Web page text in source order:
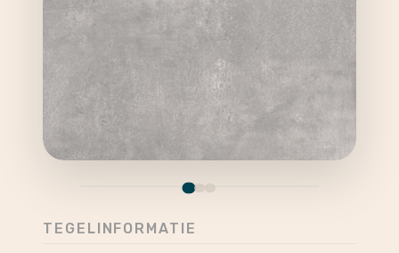
TEGELINFORMATIE